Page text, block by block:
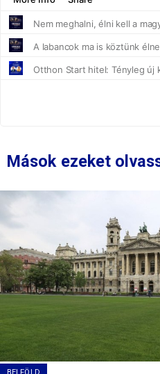
Mások ezeket